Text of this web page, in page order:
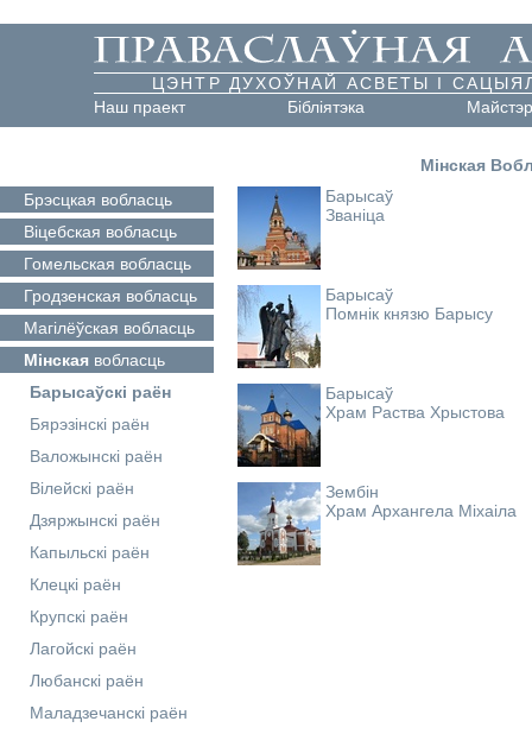
ЦЭНТР ДУХОЎНАЙ АСВЕТЫ І
Наш праект
Бібліятэка
Мінская
Брэсцкая вобласць
Віцебская вобласць
Гомельская вобласць
Гродзенская вобласць
Магілёўская вобласць
Мінская вобласць
Барысаўскі раён
Бярэзінскі раён
Валожынскі раён
Вілейскі раён
Дзяржынскі раён
Капыльскі раён
Клецкі раён
Крупскі раён
Лагойскі раён
Любанскі раён
Маладзечанскі раён
Барысаў
Званіца
Барысаў
Помнік князю Барысу
Барысаў
Храм Раства Хрыстова
Зембін
Храм Архангела Міхаіла